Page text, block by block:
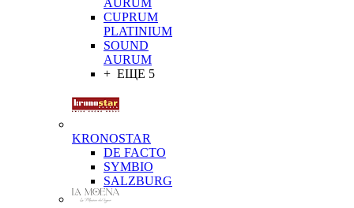
AURUM
CUPRUM
PLATINIUM
SOUND
AURUM
+ ЕЩЕ 5
KRONOSTAR
DE FACTO
SYMBIO
SALZBURG